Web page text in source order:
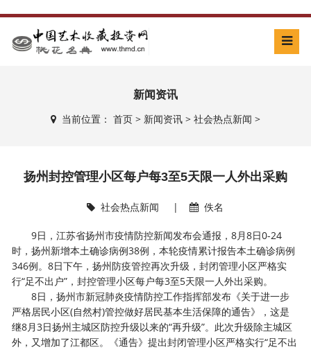
新闻资讯
当前位置： 首页> 新闻资讯> 社会热点新闻 >
扬州封控管理小区每户每3至5天限一人外出采购
社会热点新闻 | 佚名
9日，江苏省扬州市疫情防控新闻发布会通报，8月8日0-24
时，扬州新增本土确诊病例38例，本轮疫情累计报告本土确诊病例
346例。8日下午，扬州防疫管控再次升级，封闭管理小区严格实
行“足不出户”，封控管理小区每户每3至5天限一人外出采购。
8日，扬州市新冠肺炎疫情防控工作指挥部发布《关于进一步
严格居民小区(自然村)管控做好居民基本生活保障的通告》，这是
继8月3日扬州主城区防控升级以来的“再升级”。此次升级除主城区
外，又增加了江都区。《通告》提出封闭管理小区严格实行“足不出